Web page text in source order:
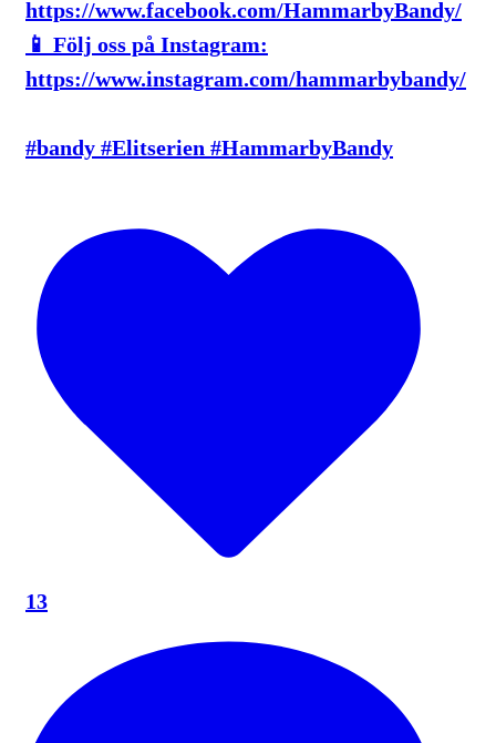
https://www.facebook.com/HammarbyBandy/
📱 Följ oss på Instagram:
https://www.instagram.com/hammarbybandy/
#bandy #Elitserien #HammarbyBandy
13